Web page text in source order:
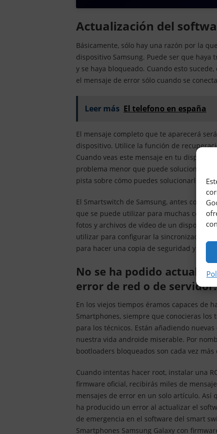
Actualización del
Básicamente, sólo hay una razón por la
dispositivo Samsung. Puede ser que
y se haya bloqueado. Cuando esto
el mensaje de error sólo cuando se
Leer más El telefono en españa
El mensaje completo que te aparecerá
dispositivo. Utilice la función de
Cuando veas este mensaje en tu
problema menor que puede solucionarse
pista sobre cómo puedes solucionarlo;
El Smartswitch de Samsung, antes
que se puede utilizar para muchas cosas.
fotos y archivos de vídeo de un dispositivo
utilizar para configurar la sincronización
para hacer una copia de seguridad y
No se ha podido actualizar el software. se ha producido un
error de red o de
En los viejos tiempos éramos capaces de
Smartphones, siempre que conocieras los
para los técnicos. Están añadiendo
nuestra vida androide miserable. Por
bootloaders bloqueados son cada vez
Cuando intentas hacer root, instalar una
firmware oficial, recibirás miles de
mensajes de error en un solo artículo. Así
ha producido un error al actualizar el
de emergencia en el software del smart
Smartphones Samsung Galaxy con